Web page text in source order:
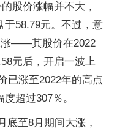
股价涨幅并不大，
于58.79元。不过，意
涨——其股价在2022
元后，开启一波上
已涨至2022年的高点
超过307％。
底至8月期间大涨，